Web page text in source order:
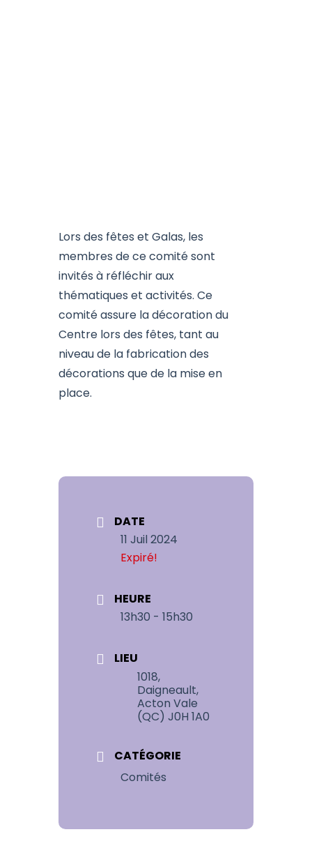
Lors des fêtes et Galas, les
membres de ce comité sont
invités à réfléchir aux
thématiques et activités. Ce
comité assure la décoration du
Centre lors des fêtes, tant au
niveau de la fabrication des
décorations que de la mise en
place.
DATE
11 Juil 2024
Expiré!
HEURE
13h30 - 15h30
LIEU
1018,
Daigneault,
Acton Vale
(QC) J0H 1A0
CATÉGORIE
Comités